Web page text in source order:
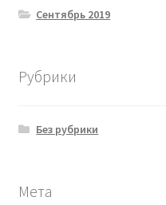
Сентябрь 2019
Рубрики
Без рубрики
Мета